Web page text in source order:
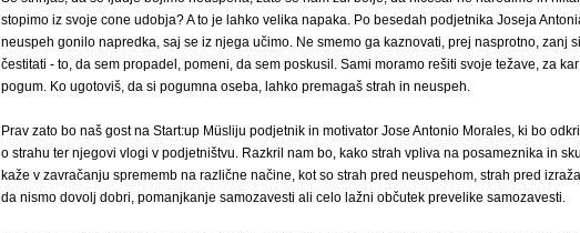
stopimo iz svoje cone udobja? A to je lahko velika napaka. Po besedah podjetnika Joseja
neuspeh gonilo napredka, saj se iz njega učimo. Ne smemo ga kaznovati, prej nasprotno, zanj
čestitati - to, da sem propadel, pomeni, da sem poskusil. Sami moramo rešiti svoje težave, za
pogum. Ko ugotoviš, da si pogumna oseba, lahko premagaš strah in neuspeh.
Prav zato bo naš gost na Start:up Müsliju podjetnik in motivator Jose Antonio Morales, ki bo
o strahu ter njegovi vlogi v podjetništvu. Razkril nam bo, kako strah vpliva na posameznika in
kaže v zavračanju sprememb na različne načine, kot so strah pred neuspehom, strah pred
da nismo dovolj dobri, pomanjkanje samozavesti ali celo lažni občutek prevelike samozavesti.